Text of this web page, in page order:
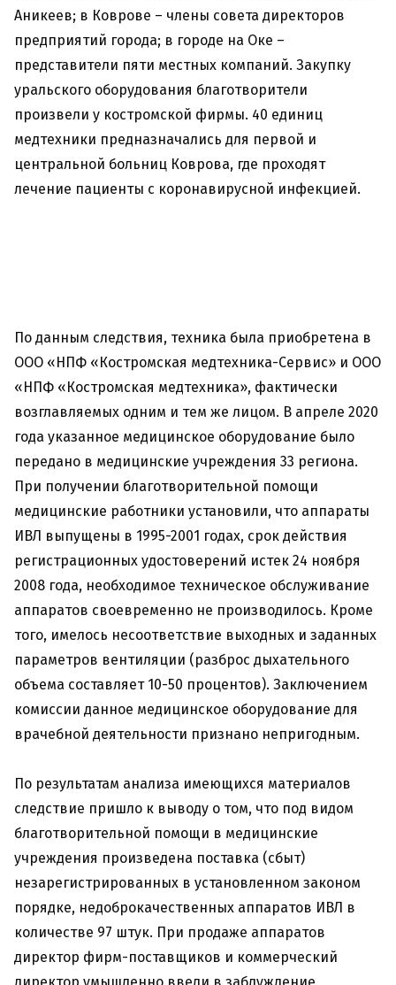
Аникеев; в Коврове – члены совета директоров
предприятий города; в городе на Оке –
представители пяти местных компаний. Закупку
уральского оборудования благотворители
произвели у костромской фирмы. 40 единиц
медтехники предназначались для первой и
центральной больниц Коврова, где проходят
лечение пациенты с коронавирусной инфекцией.
По данным следствия, техника была приобретена в
ООО «НПФ «Костромская медтехника-Сервис» и ООО
«НПФ «Костромская медтехника», фактически
возглавляемых одним и тем же лицом. В апреле 2020
года указанное медицинское оборудование было
передано в медицинские учреждения 33 региона.
При получении благотворительной помощи
медицинские работники установили, что аппараты
ИВЛ выпущены в 1995-2001 годах, срок действия
регистрационных удостоверений истек 24 ноября
2008 года, необходимое техническое обслуживание
аппаратов своевременно не производилось. Кроме
того, имелось несоответствие выходных и заданных
параметров вентиляции (разброс дыхательного
объема составляет 10-50 процентов). Заключением
комиссии данное медицинское оборудование для
врачебной деятельности признано непригодным.
По результатам анализа имеющихся материалов
следствие пришло к выводу о том, что под видом
благотворительной помощи в медицинские
учреждения произведена поставка (сбыт)
незарегистрированных в установленном законом
порядке, недоброкачественных аппаратов ИВЛ в
количестве 97 штук. При продаже аппаратов
директор фирм-поставщиков и коммерческий